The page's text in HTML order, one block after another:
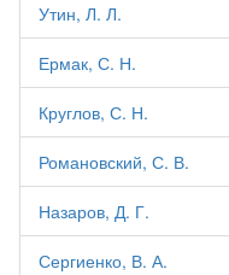
Утин, Л. Л.
Ермак, С. Н.
Круглов, С. Н.
Романовский, С. В.
Назаров, Д. Г.
Сергиенко, В. А.